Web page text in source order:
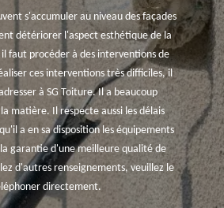
s'accumuler au niveau des façades
détériorer l'aspect esthétique de la
faut procéder à des interventions de
ces interventions très difficiles, il
à SG Toiture. Il a beaucoup
matière. Il respecte aussi les délais
a en sa disposition les équipements
garantie d'une meilleure qualité de
d'autres renseignements, veuillez le
directement.